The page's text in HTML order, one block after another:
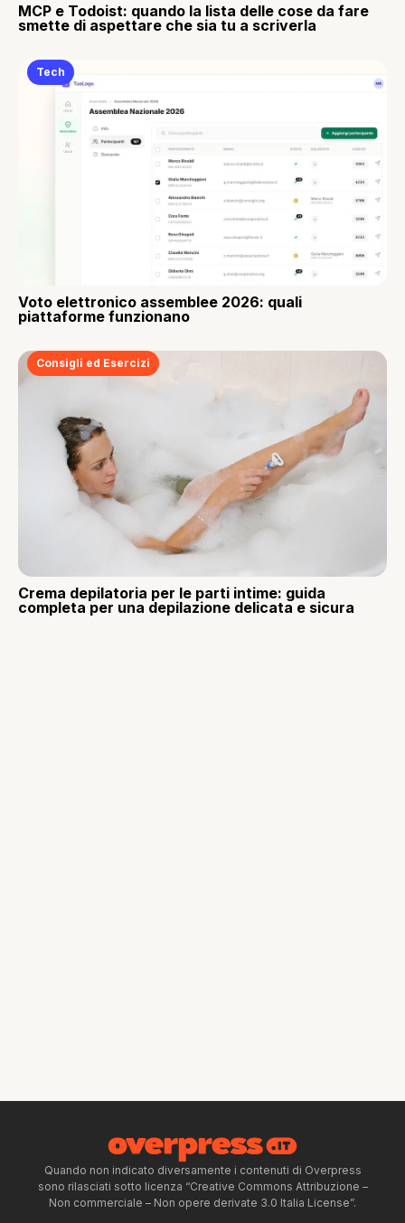
MCP e Todoist: quando la lista delle cose da fare
smette di aspettare che sia tu a scriverla
Tech
Voto elettronico assemblee 2026: quali
piattaforme funzionano
Consigli ed Esercizi
Crema depilatoria per le parti intime: guida
completa per una depilazione delicata e sicura
Quando non indicato diversamente i contenuti di Overpress
sono rilasciati sotto licenza “Creative Commons Attribuzione –
Non commerciale – Non opere derivate 3.0 Italia License”.